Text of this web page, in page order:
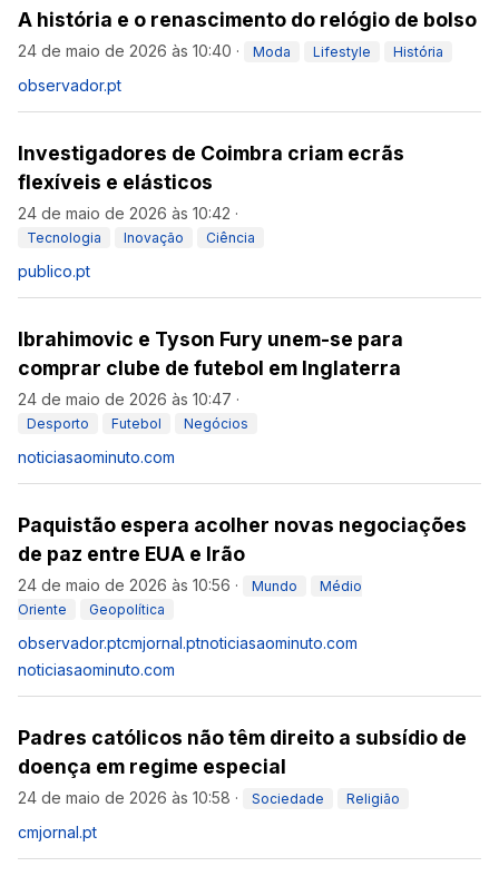
A história e o renascimento do relógio de bolso
24 de maio de 2026 às 10:40 · Moda Lifestyle História
observador.pt
Investigadores de Coimbra criam ecrãs
flexíveis e elásticos
24 de maio de 2026 às 10:42 ·
Tecnologia Inovação Ciência
publico.pt
Ibrahimovic e Tyson Fury unem-se para
comprar clube de futebol em Inglaterra
24 de maio de 2026 às 10:47 ·
Desporto Futebol Negócios
noticiasaominuto.com
Paquistão espera acolher novas negociações
de paz entre EUA e Irão
24 de maio de 2026 às 10:56 · Mundo
Médio
Oriente
Geopolítica
observador.ptcmjornal.ptnoticiasaominuto.com
noticiasaominuto.com
Padres católicos não têm direito a subsídio de
doença em regime especial
24 de maio de 2026 às 10:58 · Sociedade Religião
cmjornal.pt